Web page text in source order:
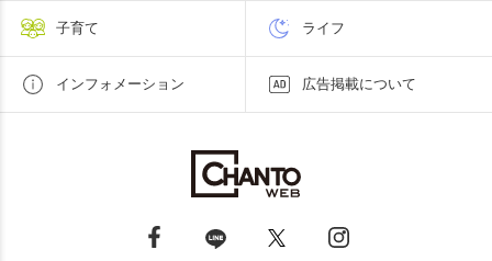
子育て ライフ
インフォメーション 広告掲載について